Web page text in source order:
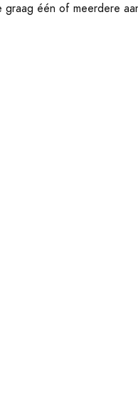
één of meerdere